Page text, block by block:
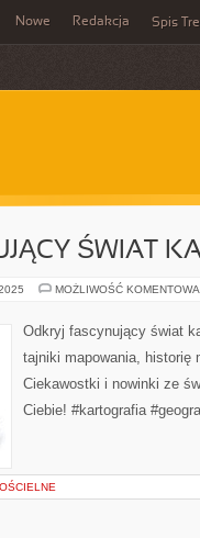
Nowe Redakcja Spis
ŚWIAT
MOŻLIWOŚĆ
Odkryj fascynujący świat
tajniki mapowania, historię
Ciekawostki i nowinki ze
Ciebie! #kartografia